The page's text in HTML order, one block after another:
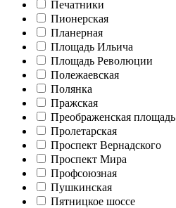
Печатники
Пионерская
Планерная
Площадь Ильича
Площадь Революции
Полежаевская
Полянка
Пражская
Преображенская площадь
Пролетарская
Проспект Вернадского
Проспект Мира
Профсоюзная
Пушкинская
Пятницкое шоссе